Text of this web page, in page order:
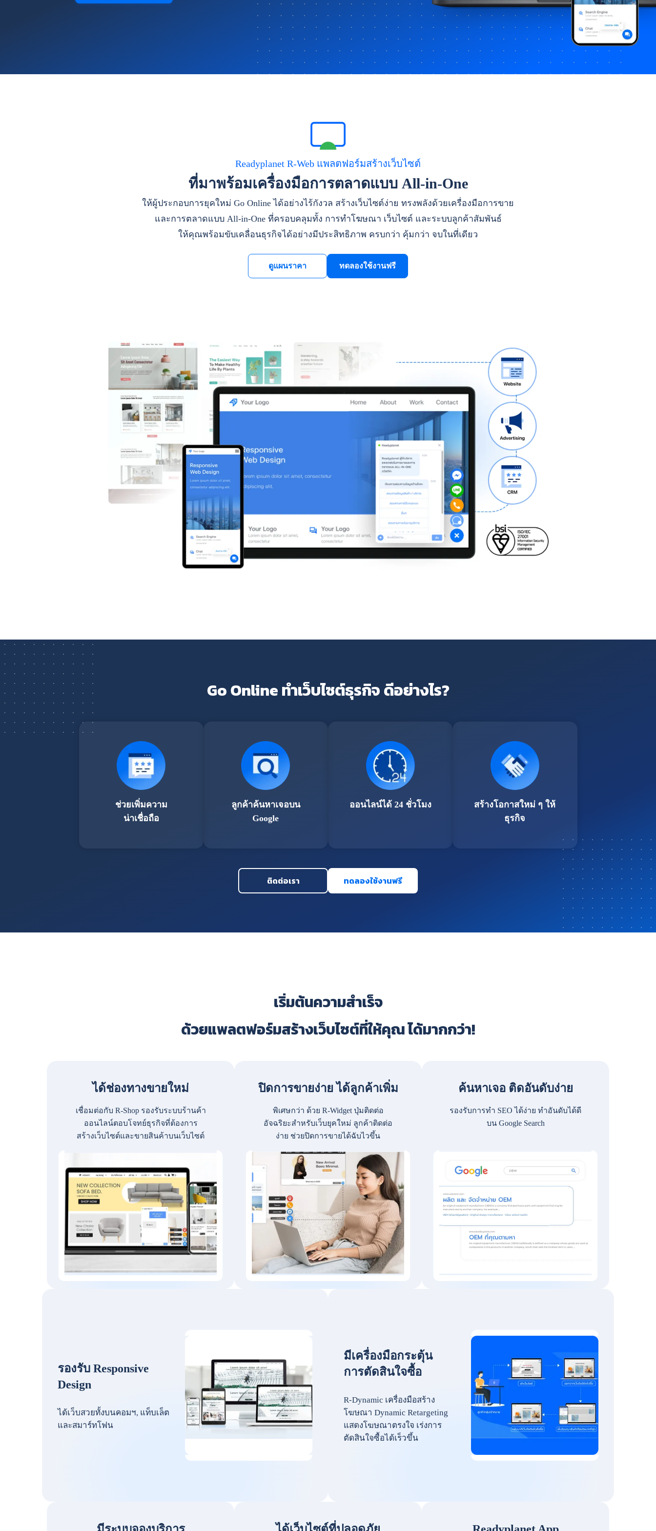
Readyplanet R-Web แพลตฟอร์มสร้างเว็บไซต์
ที่มาพร้อมเครื่องมือการตลาดแบบ All-in-One
ให้ผู้ประกอบการยุคใหม่ Go Online ได้อย่างไร้กังวล สร้างเว็บไซต์ง่าย ทรงพลังด้วยเครื่องมือการขาย
และการตลาดแบบ All-in-One ที่ครอบคลุมทั้ง การทำโฆษณา เว็บไซต์ และระบบลูกค้าสัมพันธ์
ให้คุณพร้อมขับเคลื่อนธุรกิจได้อย่างมีประสิทธิภาพ ครบกว่า คุ้มกว่า จบในที่เดียว
ดูแผนราคา ทดลองใช้งานฟรี
Go Online ทำเว็บไซต์ธุรกิจ ดีอย่างไร?
ช่วยเพิ่มความ
น่าเชื่อถือ
ลูกค้าค้นหาเจอบน
Google
ออนไลน์ได้ 24 ชั่วโมง
สร้างโอกาสใหม่ ๆ ให้
ธุรกิจ
ติดต่อเรา ทดลองใช้งานฟรี
เริ่มต้นความสำเร็จ
ด้วยแพลตฟอร์มสร้างเว็บไซต์ที่ให้คุณ ได้มากกว่า!
ได้ช่องทางขายใหม่
เชื่อมต่อกับ R-Shop รองรับระบบร้านค้า
ออนไลน์ตอบโจทย์ธุรกิจที่ต้องการ
สร้างเว็บไซต์และขายสินค้าบนเว็บไซต์
ปิดการขายง่าย ได้ลูกค้าเพิ่ม
พิเศษกว่า ด้วย R-Widget ปุ่มติดต่อ
อัจฉริยะสำหรับเว็บยุคใหม่ ลูกค้าติดต่อ
ง่าย ช่วยปิดการขายได้ฉับไวขึ้น
ค้นหาเจอ ติดอันดับง่าย
รองรับการทำ SEO ได้ง่าย ทำอันดับได้ดี
บน Google Search
รองรับ Responsive
Design
ได้เว็บสวยทั้งบนคอมฯ, แท็บเล็ต
และสมาร์ทโฟน
มีเครื่องมือกระตุ้น
การตัดสินใจซื้อ
R-Dynamic เครื่องมือสร้าง
โฆษณา Dynamic Retargeting
แสดงโฆษณาตรงใจ เร่งการ
ตัดสินใจซื้อได้เร็วขึ้น